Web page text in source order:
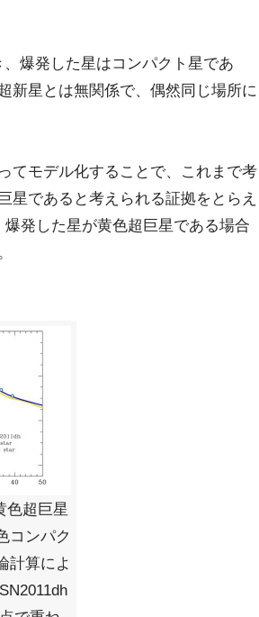
爆発した星はコンパクト星であ
新星とは無関係で、偶然同じ場所に
てモデル化することで、これまで考
星であると考えられる証拠をとらえ
発した星が黄色超巨星である場合
色超巨星
コンパク
計算によ